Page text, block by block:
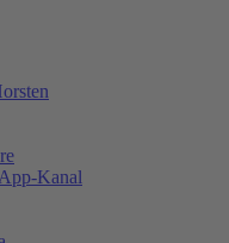
Kanal